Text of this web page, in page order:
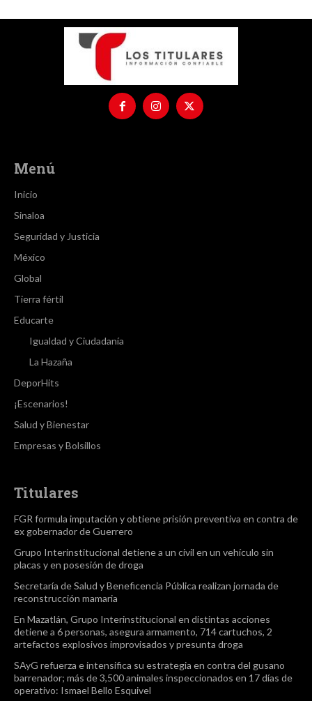
Menú
Inicio
Sinaloa
Seguridad y Justicia
México
Global
Tierra fértil
Educarte
Igualdad y Ciudadanía
La Hazaña
DeporHits
¡Escenarios!
Salud y Bienestar
Empresas y Bolsillos
Titulares
FGR formula imputación y obtiene prisión preventiva en contra de
ex gobernador de Guerrero
Grupo Interinstitucional detiene a un civil en un vehículo sin
placas y en posesión de droga
Secretaría de Salud y Beneficencia Pública realizan jornada de
reconstrucción mamaria
En Mazatlán, Grupo Interinstitucional en distintas acciones
detiene a 6 personas, asegura armamento, 714 cartuchos, 2
artefactos explosivos improvisados y presunta droga
SAyG refuerza e intensifica su estrategia en contra del gusano
barrenador; más de 3,500 animales inspeccionados en 17 días de
operativo: Ismael Bello Esquivel